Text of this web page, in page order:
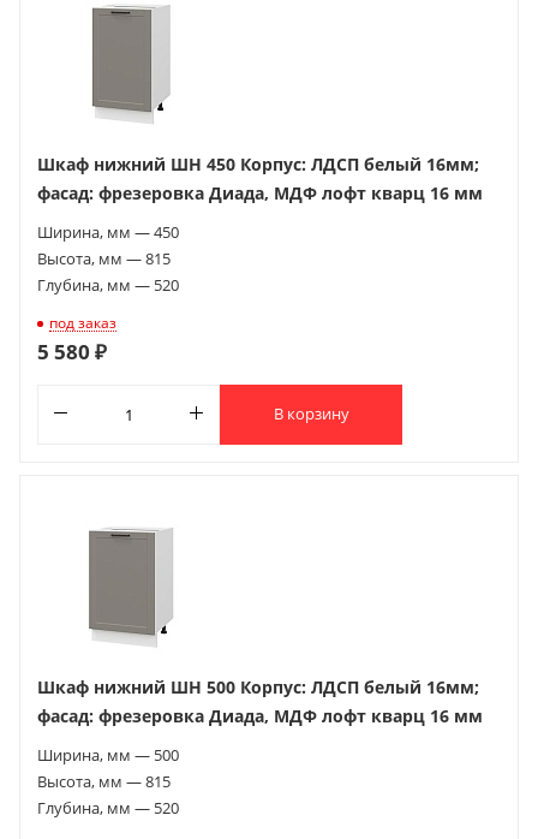
Шкаф нижний ШН 450 Корпус: ЛДСП белый 16мм;
фасад: фрезеровка Диада, МДФ лофт кварц 16 мм
Ширина, мм — 450
Высота, мм — 815
Глубина, мм — 520
под заказ
5 580 ₽
В корзину
Шкаф нижний ШН 500 Корпус: ЛДСП белый 16мм;
фасад: фрезеровка Диада, МДФ лофт кварц 16 мм
Ширина, мм — 500
Высота, мм — 815
Глубина, мм — 520